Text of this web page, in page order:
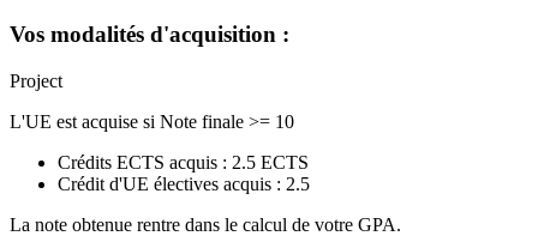
Vos modalités d'acquisition :
Project
L'UE est acquise si Note finale >= 10
Crédits ECTS acquis : 2.5 ECTS
Crédit d'UE électives acquis : 2.5
La note obtenue rentre dans le calcul de votre GPA.